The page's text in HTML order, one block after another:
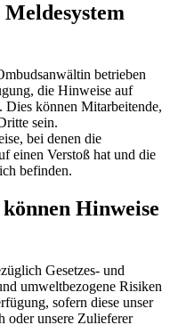
betrieben
die Hinweise auf
Dies können Mitarbeitende,
sein.
bei denen die
einen Verstoß hat und die
befinden.
Hinweise
Gesetzes- und
umweltbezogene Risiken
sofern diese unser
oder unsere Zulieferer